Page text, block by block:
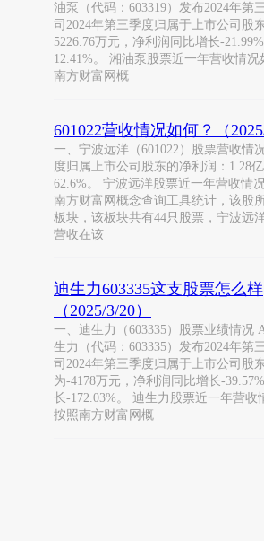
油泵（代码：603319）发布2024年第
司2024年第三季度归属于上市公司股
5226.76万元，净利润同比增长-
12.41%。 湘油泵股票近一年营收情况
南方财富网概
601022营收情况如何？（2025/
一、宁波远洋（601022）股票营收情
度归属上市公司股东的净利润：1.28
62.6%。 宁波远洋股票近一年营收情
南方财富网概念查询工具统计，该股
板块，该板块共有44只股票，宁波远
营收在该
迪生力603335这支股票怎么样
（2025/3/20）
一、迪生力（603335）股票业绩情况
生力（代码：603335）发布2024年第
司2024年第三季度归属于上市公司股
为-4178万元，净利润同比增长-
长-172.03%。 迪生力股票近一年营收
按照南方财富网概